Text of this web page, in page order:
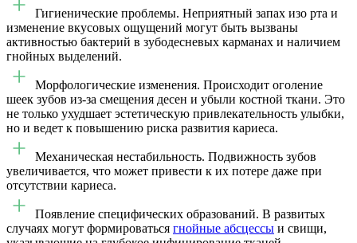
Гигиенические проблемы. Неприятный запах изо рта и
изменение вкусовых ощущений могут быть вызваны
активностью бактерий в зубодесневых карманах и наличием
гнойных выделений.
Морфологические изменения. Происходит оголение
шеек зубов из-за смещения десен и убыли костной ткани. Это
не только ухудшает эстетическую привлекательность улыбки,
но и ведет к повышению риска развития кариеса.
Механическая нестабильность. Подвижность зубов
увеличивается, что может привести к их потере даже при
отсутствии кариеса.
Появление специфических образований. В развитых
случаях могут формироваться гнойные абсцессы и свищи,